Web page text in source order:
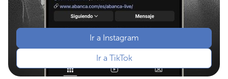
Ir a Instagram
Ir a TikTok